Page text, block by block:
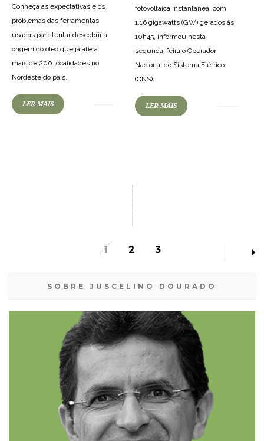
fotovoltaica instantânea, com
1,16 gigawatts (GW) gerados às
10h45, informou nesta
segunda-feira o Operador
Nacional do Sistema Elétrico
(ONS).
LER MAIS
Conheça as expectativas e os
problemas das ferramentas
usadas para tentar descobrir a
origem do óleo que já afeta
mais de 200 localidades no
Nordeste do país.
LER MAIS
1 2 3
SOBRE JUSCELINO DOURADO